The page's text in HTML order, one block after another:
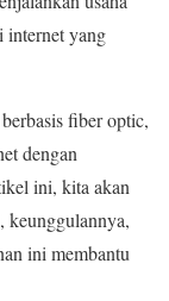
internet yang
fiber optic,
dengan
ini, kita akan
keunggulannya,
ini membantu